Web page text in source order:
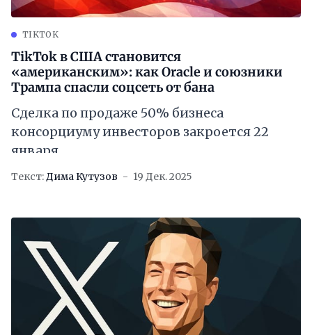
TIKTOK
TikTok в США становится
«американским»: как Oracle и союзники
Трампа спасли соцсеть от бана
Сделка по продаже 50% бизнеса
консорциуму инвесторов закроется 22
января
Текст:Дима Кутузов 19 Дек. 2025